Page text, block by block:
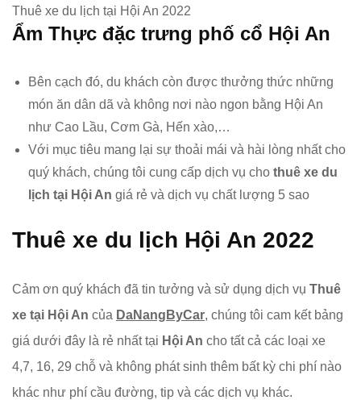
Thuê xe du lịch tại Hội An 2022
Ẩm Thực đặc trưng phố cổ Hội An
Bên cạch đó, du khách còn được thưởng thức những
món ăn dân dã và không nơi nào ngon bằng Hội An
như Cao Lầu, Cơm Gà, Hến xào,…
Với mục tiêu mang lại sự thoải mái và hài lòng nhất cho
quý khách, chúng tôi cung cấp dịch vụ cho thuê xe du
lịch tại Hội An giá rẻ và dịch vụ chất lượng 5 sao
Thuê xe du lịch Hội An 2022
Cảm ơn quý khách đã tin tưởng và sử dụng dịch vụ Thuê
xe tại Hội An của DaNangByCar, chúng tôi cam kết bảng
giá dưới đây là rẻ nhất tại Hội An cho tất cả các loại xe
4,7, 16, 29 chỗ và không phát sinh thêm bất kỳ chi phí nào
khác như phí cầu đường, tip và các dịch vụ khác.